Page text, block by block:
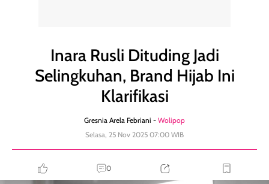
Inara Rusli Dituding Jadi
Selingkuhan, Brand Hijab Ini
Klarifikasi
Gresnia Arela Febriani - Wolipop
Selasa, 25 Nov 2025 07:00 WIB
0